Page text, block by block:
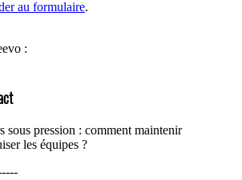
au formulaire.
:
sous pression : comment maintenir
les équipes ?